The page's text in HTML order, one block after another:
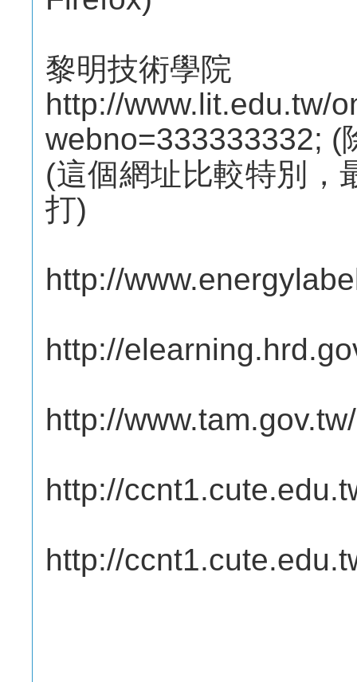
黎明技術學院
http://www.lit.edu.tw/
webno=333333332; (
(這個網址比較特別，
打)
http://
http://
http://
http://
http://